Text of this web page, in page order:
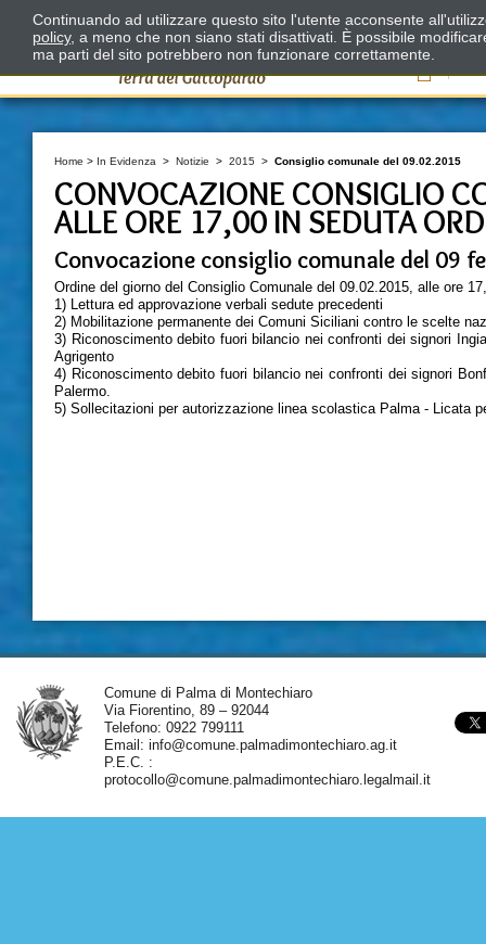
Il
Home > In Evidenza > Notizie > 2015 > Consiglio comunale del 09.02.2015
CONVOCAZIONE CONSIGLIO
ALLE ORE 17,00 IN SEDUTA
Convocazione consiglio comunale del 09
Ordine del giorno del Consiglio Comunale del 09.02.2015, alle ore
1) Lettura ed approvazione verbali sedute precedenti
2) Mobilitazione permanente dei Comuni Siciliani contro le scelte
3) Riconoscimento debito fuori bilancio nei confronti dei signori
Agrigento
4) Riconoscimento debito fuori bilancio nei confronti dei signori
Palermo.
5) Sollecitazioni per autorizzazione linea scolastica Palma - Licata
Comune di Palma di Montechiaro
Via Fiorentino, 89 – 92044
Telefono: 0922 799111
Email: info@comune.palmadimontechiaro.ag.it
P.E.C. :
protocollo@comune.palmadimontechiaro.legalmail.it
Continuando ad utilizzare questo sito l'utente acconsente
policy, a meno che non siano stati disattivati. È possibile
ma parti del sito potrebbero non funzionare correttamente.